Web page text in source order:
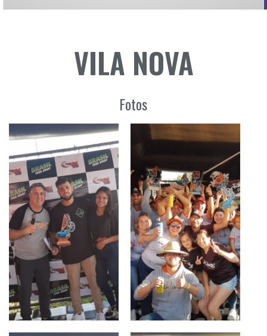
VILA NOVA
Fotos